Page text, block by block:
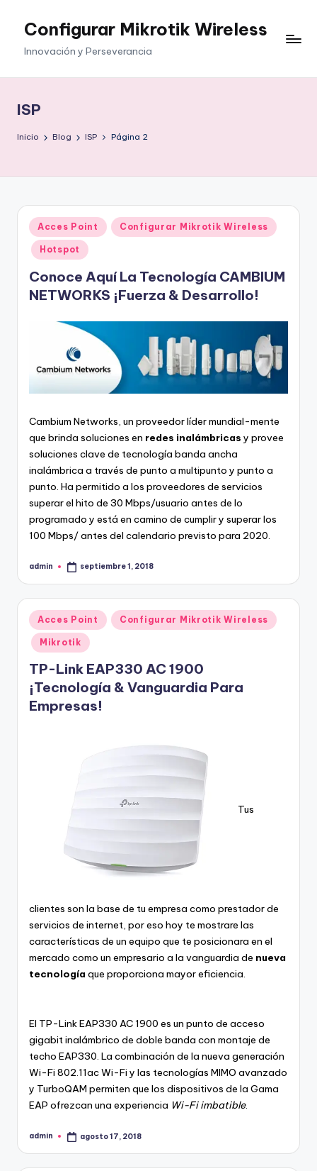
SaltarConfigurar Mikrotik Wireless
Innovación y Perseverancia
ISP
Inicio Blog ISP Página 2
Publicado
en
Acces Point Configurar Mikrotik Wireless
Hotspot
Conoce Aquí La Tecnología CAMBIUM
NETWORKS ¡Fuerza & Desarrollo!
Cambium Networks, un proveedor líder mundial-mente
que brinda soluciones en redes inalámbricas y provee
soluciones clave de tecnología banda ancha
inalámbrica a través de punto a multipunto y punto a
punto. Ha permitido a los proveedores de servicios
superar el hito de 30 Mbps/usuario antes de lo
programado y está en camino de cumplir y superar los
100 Mbps/ antes del calendario previsto para 2020.
Publicado
admin septiembre 1, 2018
Publicado
en
Acces Point Configurar Mikrotik Wireless
Mikrotik
TP-Link EAP330 AC 1900
¡Tecnología & Vanguardia Para
Empresas!
Tus
clientes son la base de tu empresa como prestador de
servicios de internet, por eso hoy te mostrare las
características de un equipo que te posicionara en el
mercado como un empresario a la vanguardia de nueva
tecnología que proporciona mayor eficiencia.
El TP-Link EAP330 AC 1900 es un punto de acceso
gigabit inalámbrico de doble banda con montaje de
techo EAP330. La combinación de la nueva generación
Wi-Fi 802.11ac Wi-Fi y las tecnologías MIMO avanzado
y TurboQAM permiten que los dispositivos de la Gama
EAP ofrezcan una experiencia Wi-Fi imbatible.
Publicado
admin agosto 17, 2018